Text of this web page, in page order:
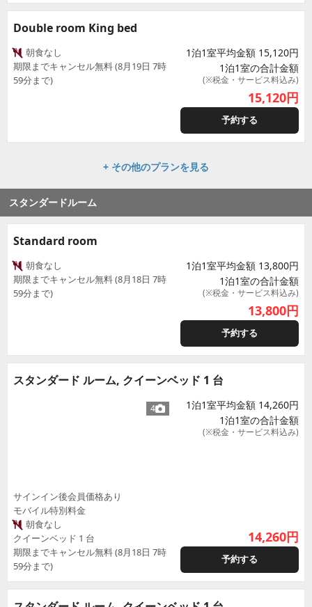
Double room King bed
朝食なし
期限までキャンセル無料 (8月19日 7時
59分まで)
1泊1室平均金額 15,120円
1泊1室の合計金額
(※税金・サービス料込み)
15,120円
予約する
+ その他のプランを見る
スタンダードルーム
Standard room
朝食なし
期限までキャンセル無料 (8月18日 7時
59分まで)
1泊1室平均金額 13,800円
1泊1室の合計金額
(※税金・サービス料込み)
13,800円
予約する
スタンダード ルーム, クイーンベッド 1 台
4
サインイン後会員価格あり
モバイル特別料金
朝食なし
クイーンベッド 1 台
期限までキャンセル無料 (8月18日 7時
59分まで)
1泊1室平均金額 14,260円
1泊1室の合計金額
(※税金・サービス料込み)
14,260円
予約する